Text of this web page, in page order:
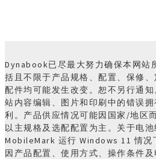
Dynabook已尽最大努力确保本网站
括且不限于产品规格、配置、保修
配件均可能发生改变。恕不另行通
站内容编辑、图片和印刷中的错误
利。产品供应情况可能因国家/地区
以主规格及选配配置为主。关于电
MobileMark 运行 Windows 11 情况
因产品配置、使用方式、操作条件及